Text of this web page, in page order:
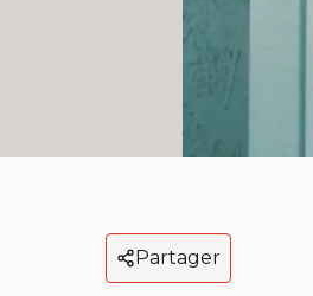
Partager